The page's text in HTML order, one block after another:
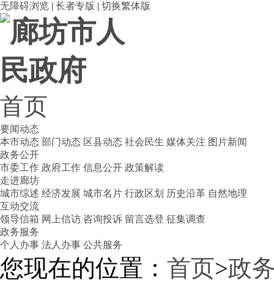
无障碍浏览 | 长者专版 | 切换繁体版
首页
要闻动态
本市动态 部门动态 区县动态 社会民生 媒体关注 图片新闻
政务公开
市委工作 政府工作 信息公开 政策解读
走进廊坊
城市综述 经济发展 城市名片 行政区划 历史沿革 自然地理
互动交流
领导信箱 网上信访 咨询投诉 留言选登 征集调查
政务服务
个人办事 法人办事 公共服务
您现在的位置： 首页>政